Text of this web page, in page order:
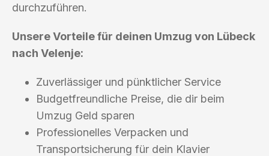
durchzuführen.
Unsere Vorteile für deinen Umzug von Lübeck
nach Velenje:
Zuverlässiger und pünktlicher Service
Budgetfreundliche Preise, die dir beim
Umzug Geld sparen
Professionelles Verpacken und
Transportsicherung für dein Klavier